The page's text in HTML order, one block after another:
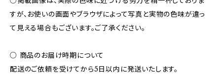
すが、お使いの画面やブラウザによって写真と実物の色味が違っ
て見える場合もございます。ご了承ください。
○ 商品のお届け時期について
配送のご依頼を受けてから5日以内に発送いたします。